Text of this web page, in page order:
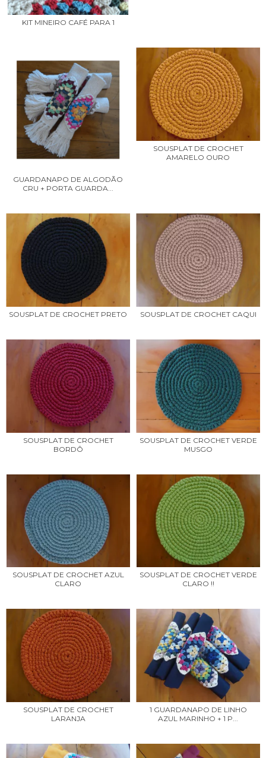
KIT MINEIRO CAFÉ PARA 1
GUARDANAPO DE ALGODÃO
CRU + PORTA GUARDA...
SOUSPLAT DE CROCHET
AMARELO OURO
SOUSPLAT DE CROCHET PRETO SOUSPLAT DE CROCHET CAQUI
SOUSPLAT DE CROCHET
BORDÔ
SOUSPLAT DE CROCHET VERDE
MUSGO
SOUSPLAT DE CROCHET AZUL
CLARO
SOUSPLAT DE CROCHET VERDE
CLARO !!
SOUSPLAT DE CROCHET
LARANJA
1 GUARDANAPO DE LINHO
AZUL MARINHO + 1 P...